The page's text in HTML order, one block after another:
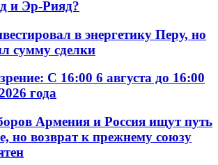
и Эр-Рияд?
в энергетику Перу, но
сумму сделки
С 16:00 6 августа до 16:00
года
Армения и Россия ищут путь
но возврат к прежнему союзу